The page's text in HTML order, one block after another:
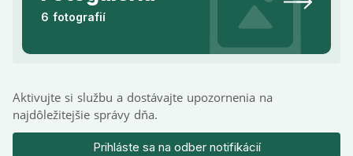
6 fotografií
Aktivujte si službu a dostávajte upozornenia na
najdôležitejšie správy dňa.
Prihláste sa na odber notifikácií